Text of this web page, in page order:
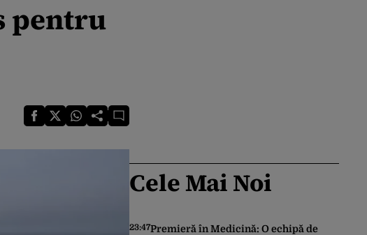
pentru
Cele Mai Noi
23:47Premieră în Medicină: O echipă de